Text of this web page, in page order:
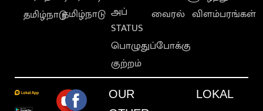
தமிழ்நாடுதமிழ்நாடு அப்
STATUS
பொழுதுப்போக்கு
குற்றம்
வைரல் விளம்பரங்கள்
OUR
LOKAL